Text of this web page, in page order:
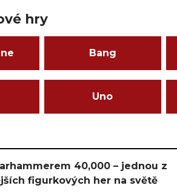
hry
Bang
Uno
40,000 – jednou z
figurkových her na světě